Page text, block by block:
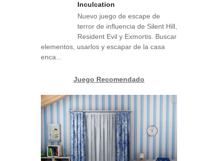
Inculcation
Nuevo juego de escape de
terror de influencia de Silent Hill,
Resident Evil y Exmortis. Buscar
elementos, usarlos y escapar de la casa
enca...
Juego Recomendado